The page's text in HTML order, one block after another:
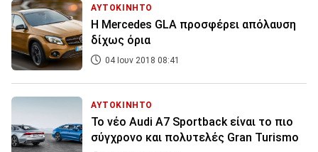
ΑΥΤΟΚΙΝΗΤΟ
Η Mercedes GLA προσφέρει απόλαυση
δίχως όρια
04 Ιουν 2018 08:41
ΑΥΤΟΚΙΝΗΤΟ
Το νέο Audi A7 Sportback είναι το πιο
σύγχρονο και πολυτελές Gran Turismo